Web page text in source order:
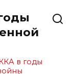
в годы